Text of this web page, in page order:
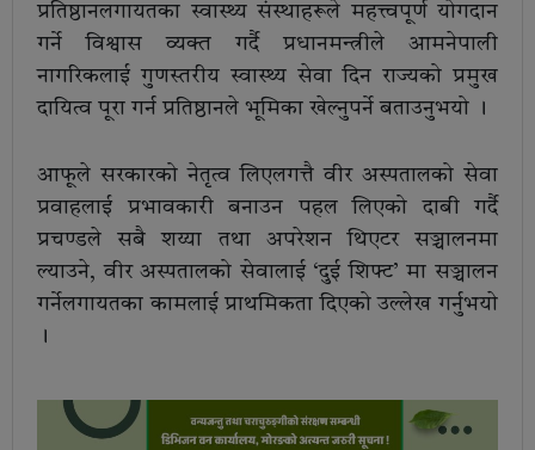
प्रतिष्ठानलगायतका स्वास्थ्य संस्थाहरूले महत्त्वपूर्ण योगदान
गर्ने विश्वास व्यक्त गर्दै प्रधानमन्त्रीले आमनेपाली
नागरिकलाई गुणस्तरीय स्वास्थ्य सेवा दिन राज्यको प्रमुख
दायित्व पूरा गर्न प्रतिष्ठानले भूमिका खेल्नुपर्ने बताउनुभयो ।
आफूले सरकारको नेतृत्व लिएलगत्तै वीर अस्पतालको सेवा
प्रवाहलाई प्रभावकारी बनाउन पहल लिएको दाबी गर्दै
प्रचण्डले सबै शय्या तथा अपरेशन थिएटर सञ्चालनमा
ल्याउने, वीर अस्पतालको सेवालाई ‘दुई शिफ्ट’ मा सञ्चालन
गर्नेलगायतका कामलाई प्राथमिकता दिएको उल्लेख गर्नुभयाे
।